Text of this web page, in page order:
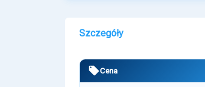
Szczegóły
Cena